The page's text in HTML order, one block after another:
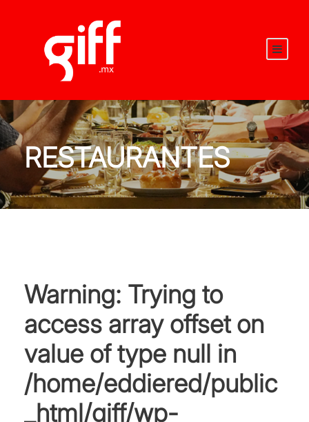
RESTAURANTES
Warning: Trying to
access array offset on
value of type null in
/home/eddiered/public
_html/giff/wp-